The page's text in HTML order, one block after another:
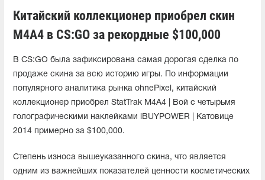
Китайский коллекционер приобрел скин
M4A4 в CS:GO за рекордные $100,000
В CS:GO была зафиксирована самая дорогая сделка по
продаже скина за всю историю игры. По информации
популярного аналитика рынка ohnePixel, китайский
коллекционер приобрел StatTrak M4A4 | Вой с четырьмя
голографическими наклейками iBUYPOWER | Катовице
2014 примерно за $100,000.
Cтепень износа вышеуказанного скина, что является
одним из важнейших показателей ценности косметических